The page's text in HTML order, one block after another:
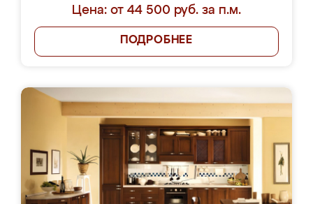
Цена: от 44 500 руб. за п.м.
ПОДРОБНЕЕ